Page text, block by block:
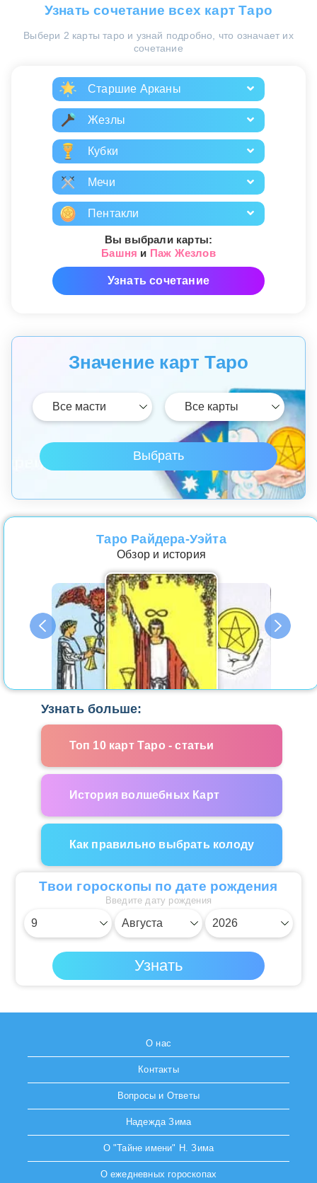
Узнать сочетание всех карт Таро
Выбери 2 карты таро и узнай подробно, что означает их
сочетание
Старшие Арканы
Жезлы
Кубки
Мечи
Пентакли
Вы выбрали карты:
Башня и Паж Жезлов
Узнать сочетание
Значение карт Таро
Таро Райдера-Уэйта
Обзор и история
Узнать больше:
Топ 10 карт Таро - статьи
История волшебных Карт
Как правильно выбрать колоду
Твои гороскопы по дате рождения
Введите дату рождения
О нас
Контакты
Вопросы и Ответы
Надежда Зима
О "Тайне имени" Н. Зима
О ежедневных гороскопах